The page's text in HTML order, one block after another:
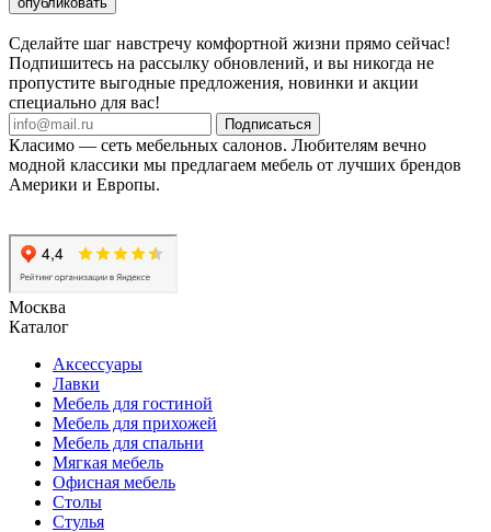
Сделайте шаг навстречу комфортной жизни прямо сейчас!
Подпишитесь на рассылку обновлений, и вы никогда не
пропустите выгодные предложения, новинки и акции
специально для вас!
Подписаться
Класимо — cеть мебельных салонов. Любителям вечно
модной классики мы предлагаем мебель от лучших брендов
Америки и Европы.
Москва
Каталог
Аксессуары
Лавки
Мебель для гостиной
Мебель для прихожей
Мебель для спальни
Мягкая мебель
Офисная мебель
Столы
Стулья